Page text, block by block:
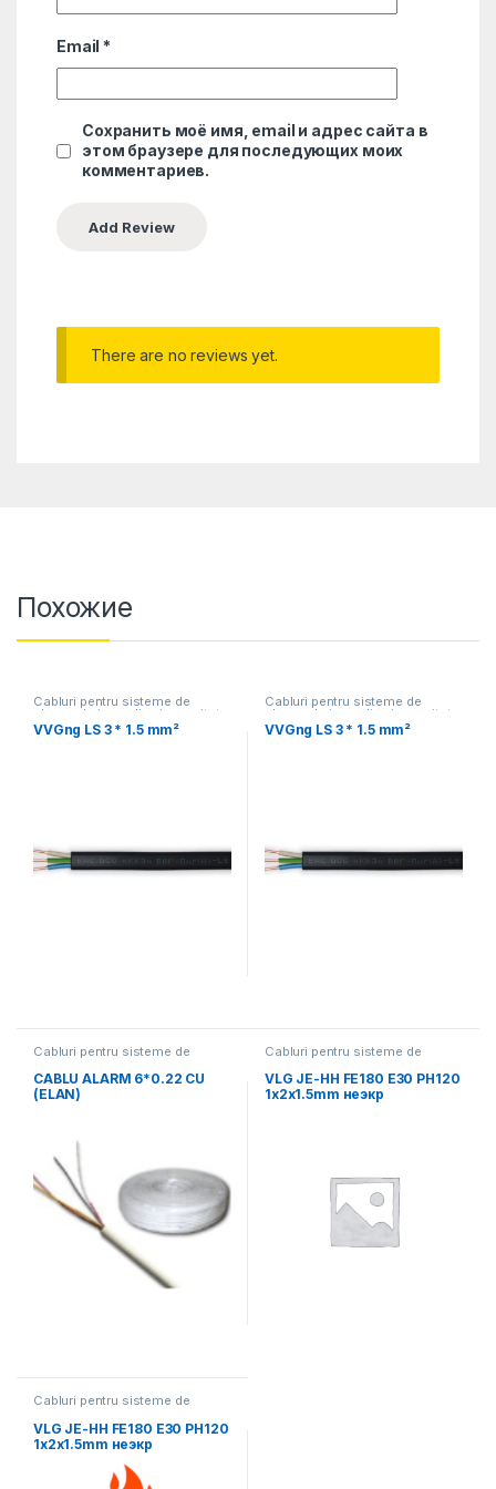
Email *
Сохранить моё имя, email и адрес сайта в
этом браузере для последующих моих
комментариев.
There are no reviews yet.
Похожие
Cabluri pentru sisteme de
alarma de incendiu si securitate
VVGng LS 3 * 1.5 mm²
Cabluri pentru sisteme de
alarma de incendiu si securitate
VVGng LS 3 * 1.5 mm²
Cabluri pentru sisteme de
alarma de incendiu si securitate
CABLU ALARM 6*0.22 CU
(ELAN)
Cabluri pentru sisteme de
alarma de incendiu si securitate
VLG JE-HH FE180 E30 PH120
1x2x1.5mm неэкр
Cabluri pentru sisteme de
VLG JE-HH FE180 E30 PH120
1x2x1.5mm неэкр